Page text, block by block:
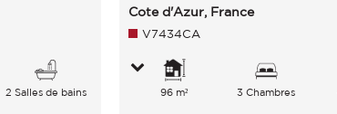
2 Salles de bains
Cote d'Azur, France
V7434CA
96 m² 3 Chambres